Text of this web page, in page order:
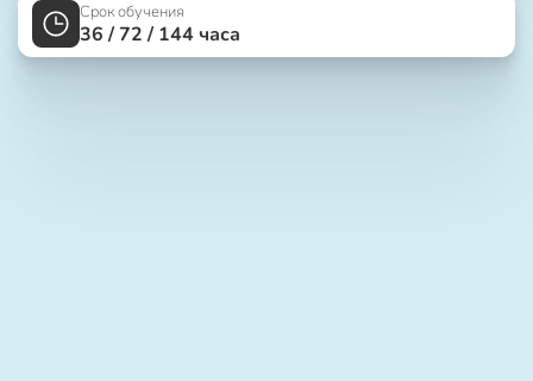
Срок обучения
36 / 72 / 144 часа